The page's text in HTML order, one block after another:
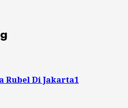
Rubel Di Jakarta1